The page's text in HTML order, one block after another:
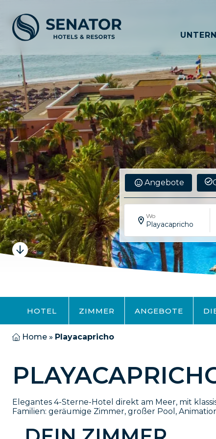
Angebote
Wo
Playacapricho
HOTEL ZIMMER ANGEBOTE
Home » Playacapricho
Elegantes 4-Sterne-Hotel direkt am Meer, mit
Familien: geräumige Zimmer, großer Pool,